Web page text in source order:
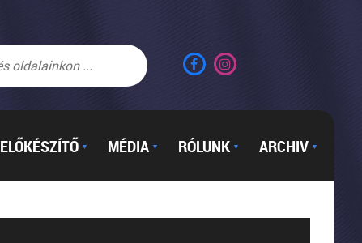
ELŐKÉSZÍTŐ ▼ MÉDIA ▼ RÓLUNK ▼ ARCHIV ▼